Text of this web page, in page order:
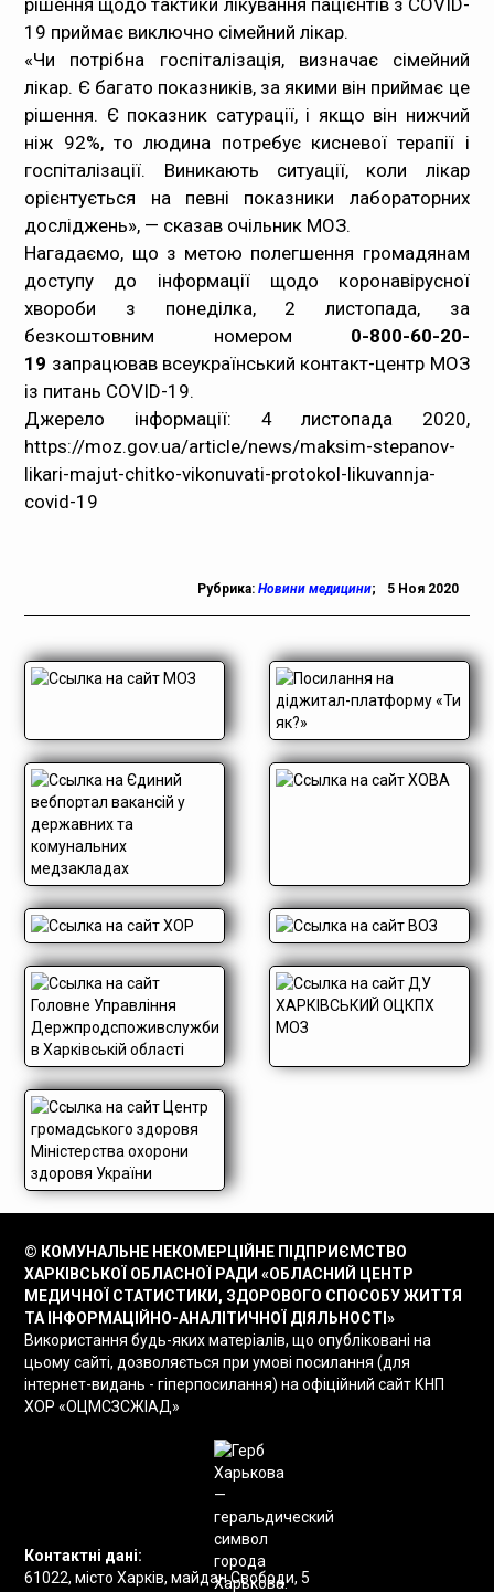
рішення щодо тактики лікування пацієнтів з COVID-
19 приймає виключно сімейний лікар.
«Чи потрібна госпіталізація, визначає сімейний
лікар. Є багато показників, за якими він приймає це
рішення. Є показник сатурації, і якщо він нижчий
ніж 92%, то людина потребує кисневої терапії і
госпіталізації. Виникають ситуації, коли лікар
орієнтується на певні показники лабораторних
досліджень», — сказав очільник МОЗ.
Нагадаємо, що з метою полегшення громадянам
доступу до інформації щодо коронавірусної
хвороби з понеділка, 2 листопада, за
безкоштовним номером 0-800-60-20-
19 запрацював всеукраїнський контакт-центр МОЗ
із питань COVID-19.
Джерело інформації: 4 листопада 2020,
https://moz.gov.ua/article/news/maksim-stepanov-
likari-majut-chitko-vikonuvati-protokol-likuvannja-
covid-19
Рубрика: Новини медицини; 5 Ноя 2020
© КОМУНАЛЬНЕ НЕКОМЕРЦІЙНЕ ПІДПРИЄМСТВО
ХАРКІВСЬКОЇ ОБЛАСНОЇ РАДИ «ОБЛАСНИЙ ЦЕНТР
МЕДИЧНОЇ СТАТИСТИКИ, ЗДОРОВОГО СПОСОБУ ЖИТТЯ
ТА ІНФОРМАЦІЙНО-АНАЛІТИЧНОЇ ДІЯЛЬНОСТІ»
Використання будь-яких матеріалів, що опубліковані на
цьому сайті, дозволяється при умові посилання (для
інтернет-видань - гіперпосилання) на офіційний сайт КНП
ХОР «ОЦМСЗСЖІАД»
Контактні дані:
61022, місто Харків, майдан Свободи, 5